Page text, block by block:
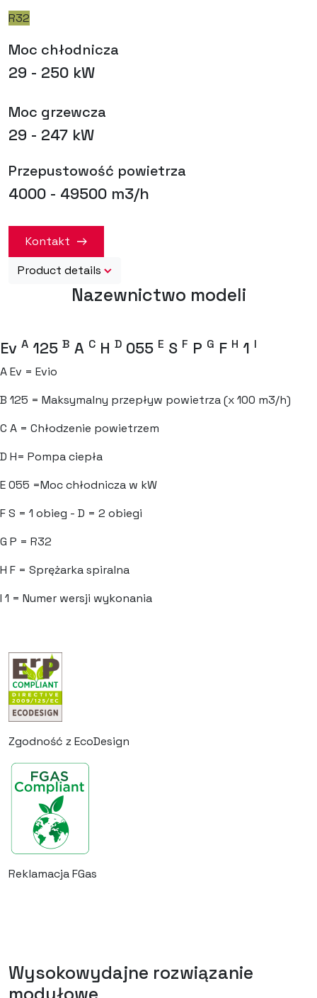
R32
Moc chłodnicza
29 - 250 kW
Moc grzewcza
29 - 247 kW
Przepustowość powietrza
4000 - 49500 m3/h
Kontakt
Product details
Nazewnictwo modeli
Ev A 125 B A C H D 055 E S F P G F H 1 I
AEv = Evio
B 125 = Maksymalny przepływ powietrza (x 100 m3/h)
C A = Chłodzenie powietrzem
D H= Pompa ciepła
E055 =Moc chłodnicza w kW
FS = 1 obieg - D = 2 obiegi
G P = R32
H F = Sprężarka spiralna
I 1 = Numer wersji wykonania
Zgodność z EcoDesign
Reklamacja FGas
Wysokowydajne rozwiązanie